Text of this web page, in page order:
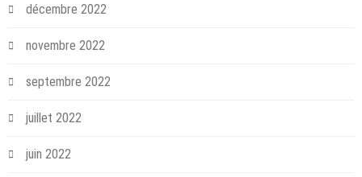
décembre 2022
novembre 2022
septembre 2022
juillet 2022
juin 2022